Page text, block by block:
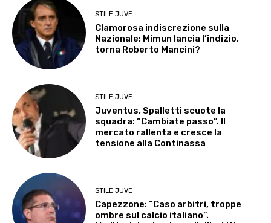
STILE JUVE
Clamorosa indiscrezione sulla
Nazionale: Mimun lancia l’indizio,
torna Roberto Mancini?
STILE JUVE
Juventus, Spalletti scuote la
squadra: “Cambiate passo”. Il
mercato rallenta e cresce la
tensione alla Continassa
STILE JUVE
Capezzone: “Caso arbitri, troppe
ombre sul calcio italiano”.